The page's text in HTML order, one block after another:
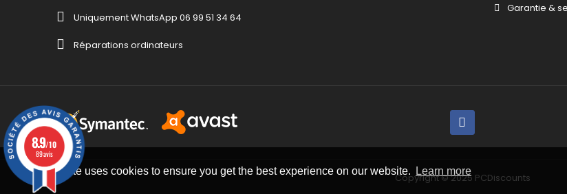
This website uses cookies to ensure you get the best experience on our website. Learn more
Uniquement WhatsApp 06 99 51 34 64
Réparations ordinateurs
Garantie &
Copyright © 2025 PCDiscounts
8.9/10
89 avis